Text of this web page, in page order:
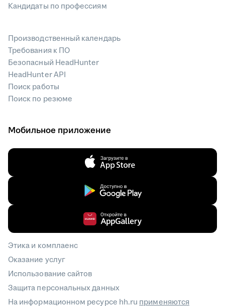
Кандидаты по профессиям
Производственный календарь
Требования к ПО
Безопасный HeadHunter
HeadHunter API
Поиск работы
Поиск по резюме
Мобильное приложение
Этика и комплаенс
Оказание услуг
Использование сайтов
Защита персональных данных
На информационном ресурсе hh.ru применяются